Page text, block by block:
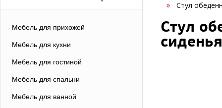
Мебель для прихожей
Мебель для кухни
Мебель для гостиной
Мебель для спальни
Мебель для ванной
Стул
Стул